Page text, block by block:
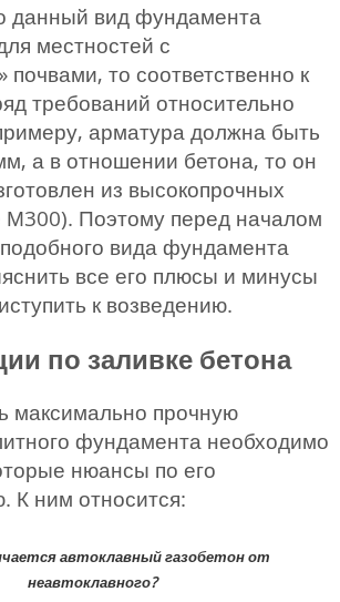
данный вид фундамента
местностей с
то соответственно к
требований относительно
арматура должна быть
а в отношении бетона, то он
из высокопрочных
М300). Поэтому перед началом
вида фундамента
все его плюсы и минусы
к возведению.
по заливке бетона
максимально прочную
фундамента необходимо
нюансы по его
К ним относится:
автоклавный газобетон от
неавтоклавного?